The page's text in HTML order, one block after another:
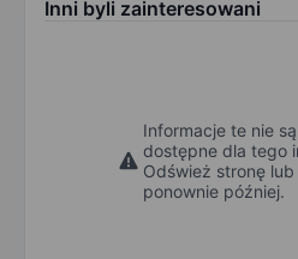
Inni byli zainteresowani
Informacje te nie
dostępne dla tego
Odśwież stronę
ponownie później.